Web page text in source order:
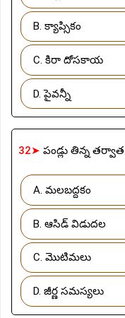
B. క్యాప్సికం
C. కిరా దోసకాయ
D. పైవన్నీ
32➤ పండ్లు తిన్న
A. మలబద్దకం
B. ఆసిడ్ విడుదల
C. మొటిమలు
D. జీర్ణ సమస్యలు